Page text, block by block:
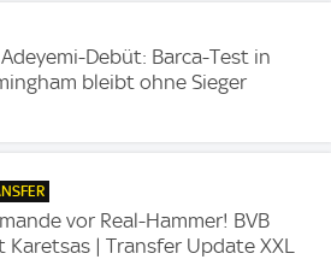
Debüt: Barca-Test in
bleibt ohne Sieger
vor Real-Hammer! BVB
Karetsas | Transfer Update XXL